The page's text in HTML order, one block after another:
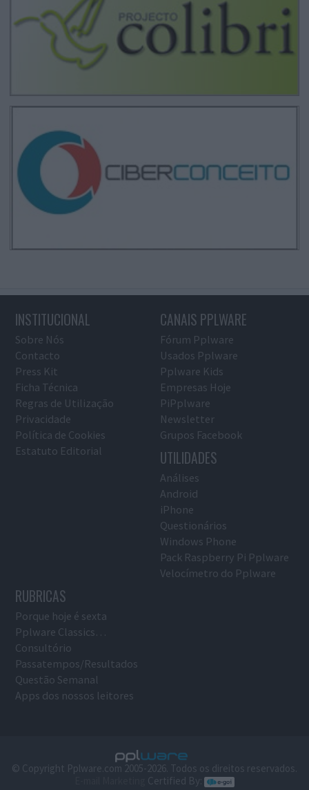
INSTITUCIONAL
Sobre Nós
Contacto
Press Kit
Ficha Técnica
Regras de Utilização
Privacidade
Política de Cookies
Estatuto Editorial
CANAIS PPLWARE
Fórum Pplware
Usados Pplware
Pplware Kids
Empresas Hoje
PiPplware
Newsletter
Grupos Facebook
UTILIDADES
Análises
Android
iPhone
Questionários
Windows Phone
Pack Raspberry Pi Pplware
Velocímetro do Pplware
RUBRICAS
Porque hoje é sexta
Pplware Classics…
Consultório
Passatempos/Resultados
Questão Semanal
Apps dos nossos leitores
© Copyright Pplware.com 2005-2026. Todos os direitos reservados.
Certified By: